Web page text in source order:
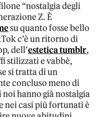
“nostalgia degli
Z. È
su quanto fosse bello
c’è un ritorno di
dell’estetica tumblr,
stilizzati e vabbè,
si tratta di un
concluso meno di
hanno già nostalgia
nei casi più fortunati è